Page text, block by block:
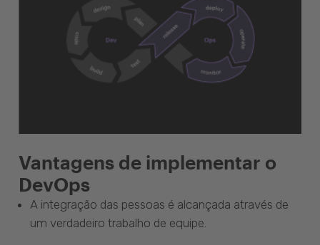
Vantagens de implementar o
DevOps
A integração das pessoas é alcançada através de
um verdadeiro trabalho de equipe.